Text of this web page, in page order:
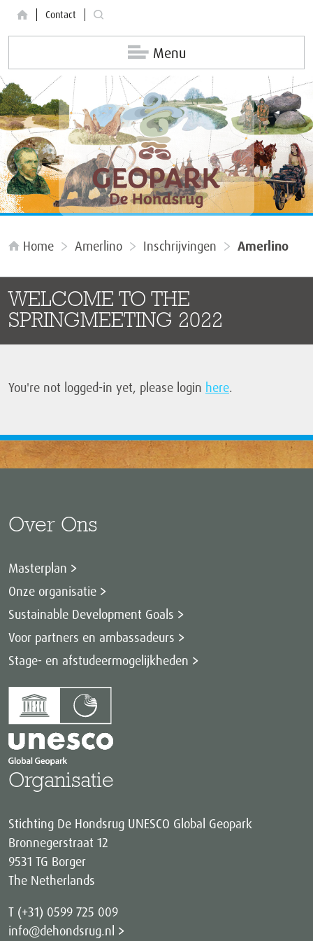
Contact
Menu
Home Amerlino Inschrijvingen Amerlino
WELCOME TO THE
SPRINGMEETING 2022
You're not logged-in yet, please login here.
Over Ons
Masterplan
Onze organisatie
Sustainable Development Goals
Voor partners en ambassadeurs
Stage- en afstudeermogelijkheden
Organisatie
Stichting De Hondsrug UNESCO Global Geopark
Bronnegerstraat 12
9531 TG Borger
The Netherlands
T (+31) 0599 725 009
info@dehondsrug.nl